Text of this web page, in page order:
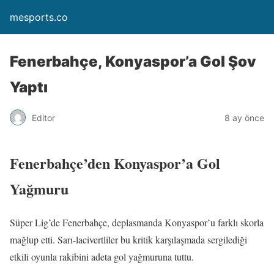
mesports.co
Fenerbahçe, Konyaspor’a Gol Şov
Yaptı
Editor 8 ay önce
Fenerbahçe’den Konyaspor’a Gol
Yağmuru
Süper Lig’de Fenerbahçe, deplasmanda Konyaspor’u farklı skorla
mağlup etti. Sarı-lacivertliler bu kritik karşılaşmada sergilediği
etkili oyunla rakibini adeta gol yağmuruna tuttu.